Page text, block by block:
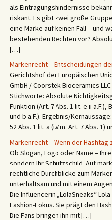
als Eintragungshindernisse
riskant. Es gibt zwei große
eine Marke auf keinen Fall – und
bestehenden Rechten vor?
[…]
Markenrecht – Entscheidungen
Gerichtshof der Europäischen
GmbH / Coorstek Bioceramics
Stichworte: Absolute
Funktion (Art. 7 Abs. 1 lit. e ii a.F.),
und b a.F.). Ergebnis/
52 Abs. 1 lit. a (i.V.m. Art. 7 Abs. 1)
Markenrecht – Wenn der Hashtag
Ob Slogan, Logo oder Name –
sondern Ihr Schutzschild. Auf
rechtliche Durchblicke zum
unterhaltsam und mit einem
Die Influencerin „LolaSneaks“
Fashion-Fokus. Sie prägt den
Die Fans bringen ihn mit […]